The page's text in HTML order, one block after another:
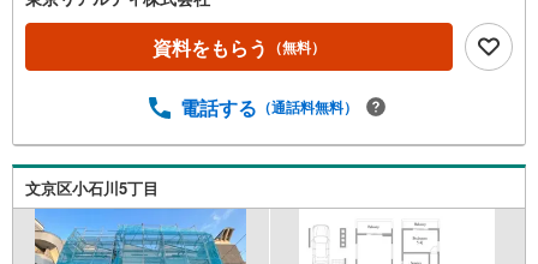
資料をもらう （無料）
電話する （通話料無料）
文京区小石川5丁目